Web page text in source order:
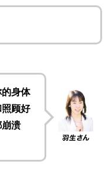
身体
顾好
溃